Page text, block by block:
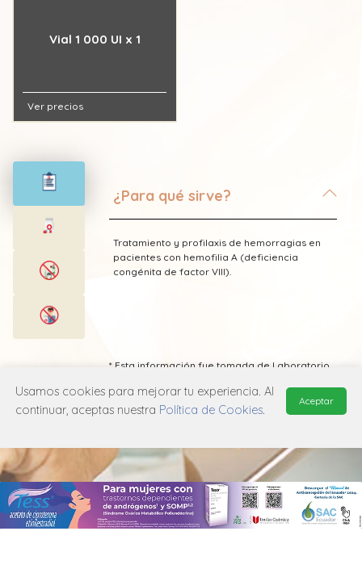
Vial 1 000 UI x 1
Ver precios
¿Para qué sirve?
Tratamiento y profilaxis de hemorragias en
pacientes con hemofilia A (deficiencia
congénita de factor VIII).
* Esta información fue tomada de Laboratorio
Farmacéutico Edifarm (ISBN: 9798281009201)
MANUAL DE USUARIO
POLÍTICA DE PRIVACIDAD
POLÍTICA DE COOKIES
Usamos cookies para mejorar tu experiencia. Al
continuar, aceptas nuestra Política de Cookies.
Aceptar